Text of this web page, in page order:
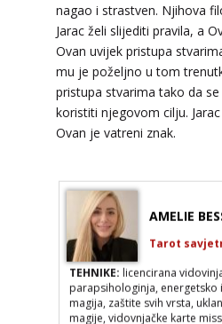
nagao i strastven. Njihova
Jarac želi slijediti pravila, a
Ovan uvijek pristupa
mu je poželjno u tom
pristupa stvarima tako da
koristiti njegovom cilju.
Ovan je vatreni znak.
TEHNIKE:astrologija, tarot,
visak, feng shui numerologija,
tumačenje snova, rune,
bojama, anđeoske karte,
energijama
Broj tel: 064/
tel:0,93€ -
TEHNIKE:licencirana
parapsihologinja, energetsko
magija, zaštite svih vrsta,
magije, vidovnjačke karte